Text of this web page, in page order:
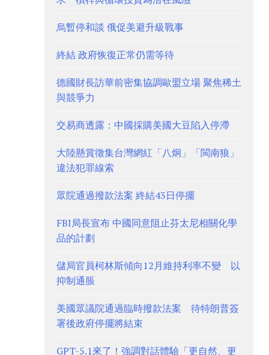
烏暫停和談 俄促美避升級戰事
終結 政府恢復正常仍需等待
德國財長訪華前密集協調歐盟立場 聚焦稀土
與競爭力
交易商透露：中國採購美國大豆陷入停滯
大陸懸賞徵集台灣網紅「八炯」「閩南狼」
違法犯罪線索
眾院通過撥款法案 終結43日停擺
FBI局長宣布 中國同意阻止芬太尼相關化學
品的計劃
儲局官員柯林斯傾向12月維持利率不變 以
抑制通脹
美國眾議院通過臨時撥款法案 待特朗普簽
署後政府停擺將結束
GPT-5.1來了！強調對話體驗「更自然、更